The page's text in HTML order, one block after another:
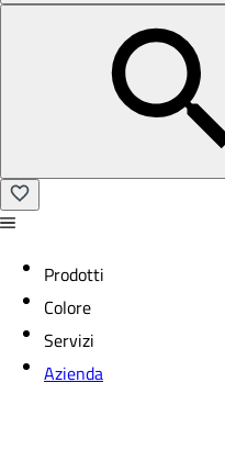
Prodotti
Colore
Servizi
Azienda